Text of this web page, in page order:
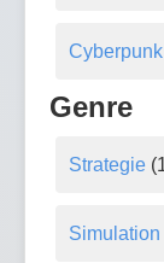
Cyberpunk
Genre
Strategie
Simulation